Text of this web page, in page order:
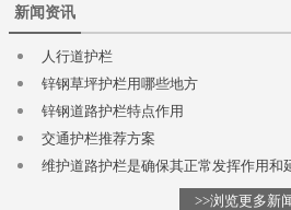
新闻资讯
人行道护栏
锌钢草坪护栏用哪些地方
锌钢道路护栏特点作用
交通护栏推荐方案
维护道路护栏是确保其正常发挥作用和
>>浏览更多新